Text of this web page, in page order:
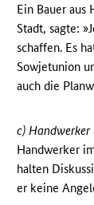
Ein Bauer
Stadt, sagte:
schaffen. Es
Sowjetunion
auch die
c)
Handwerker
halten
er keine